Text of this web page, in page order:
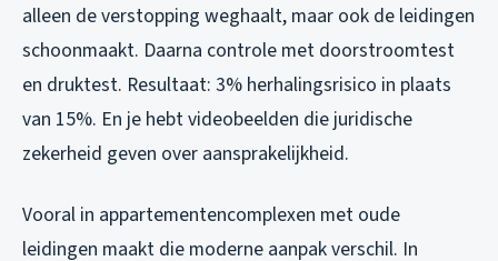
alleen de verstopping weghaalt, maar ook de leidingen
schoonmaakt. Daarna controle met doorstroomtest
en druktest. Resultaat: 3% herhalingsrisico in plaats
van 15%. En je hebt videobeelden die juridische
zekerheid geven over aansprakelijkheid.
Vooral in appartementencomplexen met oude
leidingen maakt die moderne aanpak verschil. In